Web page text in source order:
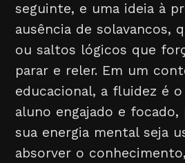
seguinte, e uma ideia à
ausência de solavancos,
ou saltos lógicos que
parar e reler. Em um
educacional, a fluidez é
aluno engajado e
sua energia mental seja
absorver o